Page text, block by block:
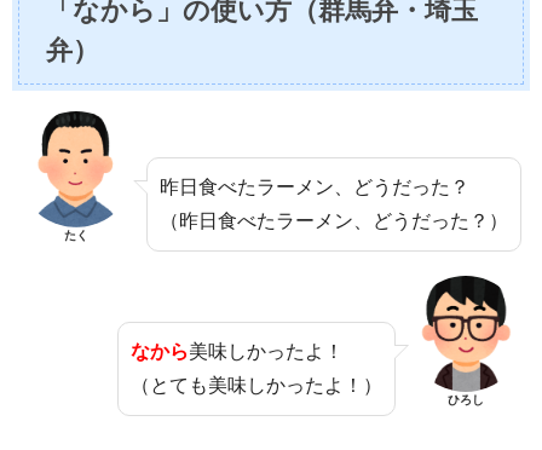
「なから」の使い方（群馬弁・埼玉
弁）
たく
昨日食べたラーメン、どうだった？
（昨日食べたラーメン、どうだった？）
なから美味しかったよ！
（とても美味しかったよ！）
ひろし